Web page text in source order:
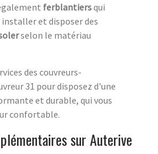
ferblantiersqui
et disposer des
selon le matériau
des couvreurs-
31 pour disposez d'une
et durable, qui vous
confortable.
sur Auterive